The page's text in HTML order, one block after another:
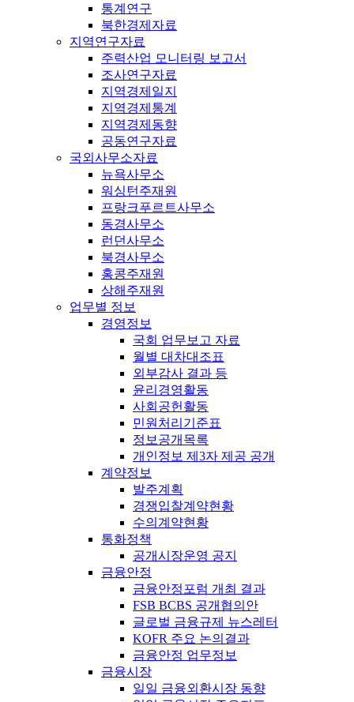
통계연구
북한경제자료
지역연구자료
주력산업 모니터링 보고서
조사연구자료
지역경제일지
지역경제통계
지역경제동향
공동연구자료
국외사무소자료
뉴욕사무소
워싱턴주재원
프랑크푸르트사무소
동경사무소
런던사무소
북경사무소
홍콩주재원
상해주재원
업무별 정보
경영정보
국회 업무보고 자료
월별 대차대조표
외부감사 결과 등
윤리경영활동
사회공헌활동
민원처리기준표
정보공개목록
개인정보 제3자 제공 공개
계약정보
발주계획
경쟁입찰계약현황
수의계약현황
통화정책
공개시장운영 공지
금융안정
금융안정포럼 개최 결과
FSB BCBS 공개협의안
글로벌 금융규제 뉴스레터
KOFR 주요 논의결과
금융안정 업무정보
금융시장
일일 금융외환시장 동향